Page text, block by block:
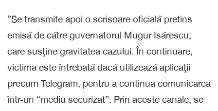
”Se transmite apoi o scrisoare oficială pretins
emisă de către guvernatorul Mugur Isărescu,
care susţine gravitatea cazului. În continuare,
victima este întrebată dacă utilizează aplicaţii
precum Telegram, pentru a continua comunicarea
într-un “mediu securizat”. Prin aceste canale, se